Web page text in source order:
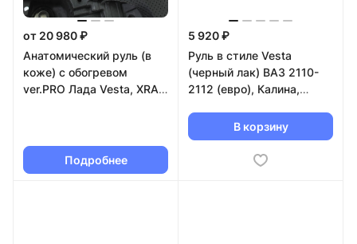
от 20 980 ₽
Анатомический руль (в
коже) с обогревом
ver.PRO Лада Vesta, XRAY,
Подробнее
5 920 ₽
Руль в стиле Vesta
(черный лак) ВАЗ 2110-
2112 (евро), Калина,
В корзину